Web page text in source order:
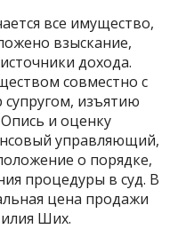
все имущество,
взыскание,
дохода.
совместно с
изъятию
и оценку
управляющий,
о порядке,
процедуры в суд. В
цена продажи
Ших.